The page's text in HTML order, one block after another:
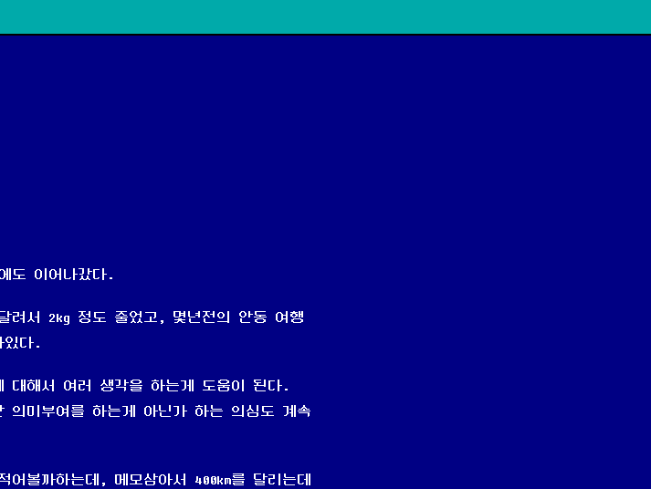
도 이어나갔다.
려서 2kg 정도 줄었고, 몇년전의 안동 여행
있다.
대해서 여러 생각을 하는게 도움이 된다.
의미부여를 하는게 아닌가 하는 의심도 계속
볼까하는데, 메모삼아서 400km를 달리는데